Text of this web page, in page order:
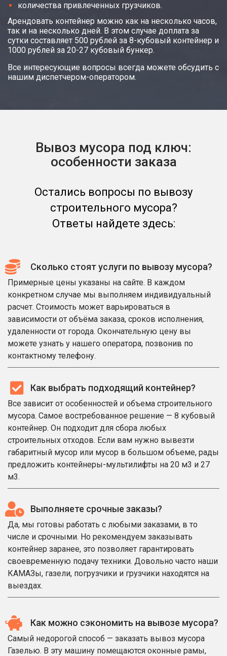
количества привлеченных грузчиков.
Арендовать контейнер можно как на несколько часов,
так и на несколько дней. В этом случае доплата за
сутки составляет 500 рублей за 8-кубовый контейнер и
1000 рублей за 20-27 кубовый бункер.
Все интересующие вопросы всегда можете обсудить с
нашим диспетчером-оператором.
Вывоз мусора под ключ:
особенности заказа
Остались вопросы по вывозу
строительного мусора?
Ответы найдете здесь:
Сколько стоят услуги по вывозу мусора?
Примерные цены указаны на сайте. В каждом
конкретном случае мы выполняем индивидуальный
расчет. Стоимость может варьироваться в
зависимости от объёма заказа, сроков исполнения,
удаленности от города. Окончательную цену вы
можете узнать у нашего оператора, позвонив по
контактному телефону.
Как выбрать подходящий контейнер?
Все зависит от особенностей и объема строительного
мусора. Самое востребованное решение — 8 кубовый
контейнер. Он подходит для сбора любых
строительных отходов. Если вам нужно вывезти
габаритный мусор или мусор в большом объеме, рады
предложить контейнеры-мультилифты на 20 м3 и 27
м3.
Выполняете срочные заказы?
Да, мы готовы работать с любыми заказами, в то
числе и срочными. Но рекомендуем заказывать
контейнер заранее, это позволяет гарантировать
своевременную подачу техники. Довольно часто наши
КАМАЗы, газели, погрузчики и грузчики находятся на
выездах.
Как можно сэкономить на вывозе мусора?
Самый недорогой способ — заказать вывоз мусора
Газелью. В эту машину помещаются оконные рамы,